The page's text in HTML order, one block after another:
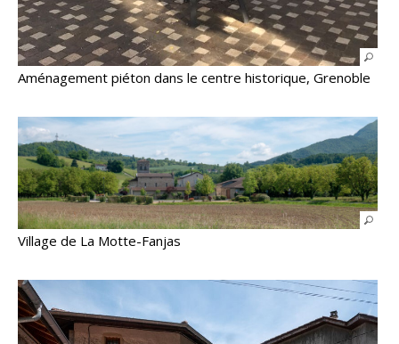
Aménagement piéton dans le centre historique, Grenoble
Village de La Motte-Fanjas